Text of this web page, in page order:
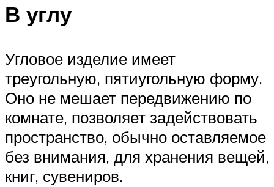
В углу
Угловое изделие имеет
треугольную, пятиугольную форму.
Оно не мешает передвижению по
комнате, позволяет задействовать
пространство, обычно оставляемое
без внимания, для хранения вещей,
книг, сувениров.